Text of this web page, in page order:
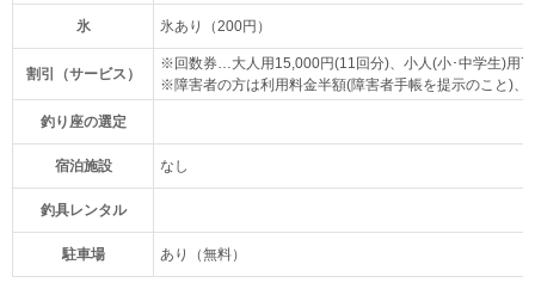
氷 氷あり（200円）
割引（サービス）
※回数券…大人用15,000円(11回分)、小人(小･中学生)用
※障害者の方は利用料金半額(障害者手帳を提示のこと)
釣り座の選定
宿泊施設 なし
釣具レンタル
駐車場 あり（無料）